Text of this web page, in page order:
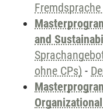
and
ohne CPs) -